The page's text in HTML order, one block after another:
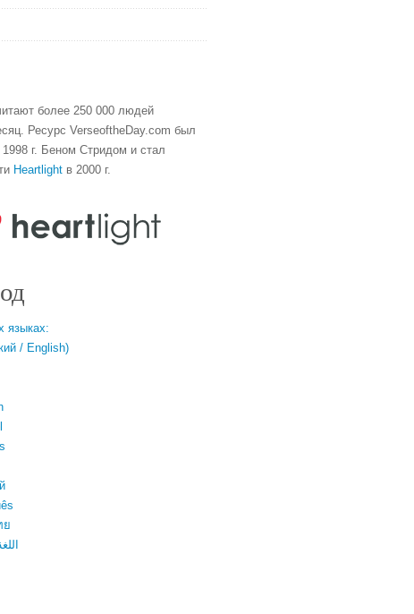
более 250 000 людей
Ресурс VerseoftheDay.com был
г. Беном Стридом и стал
Heartlight в 2000 г.
языках:
/ English)
ย